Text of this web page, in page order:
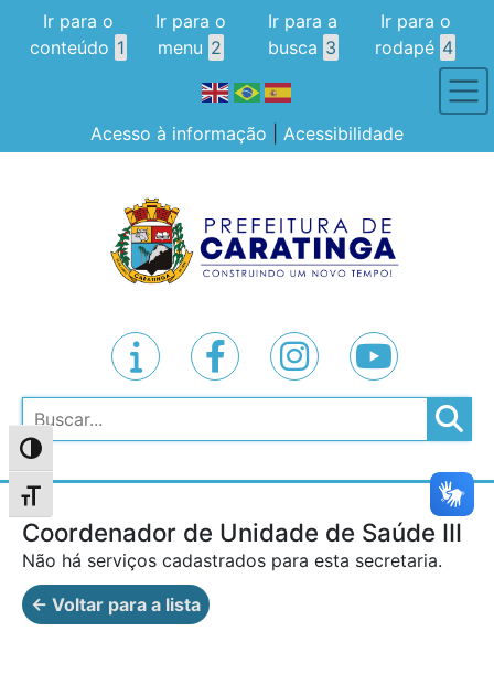
Alternar alto contraste
Alternar tamanho da fonte
Ir para o
conteúdo 1
Ir para o
menu 2
Ir para a
busca 3
Ir para o
rodapé 4
Acesso à informação Acessibilidade
Pesquisar
Coordenador de Unidade de Saúde III
Não há serviços cadastrados para esta secretaria.
← Voltar para a lista